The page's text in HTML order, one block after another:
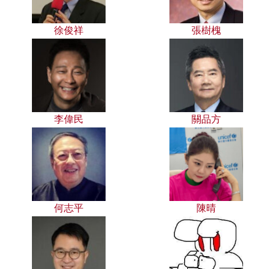
徐俊祥 張樹槐
李偉民 關品方
何志平 陳晴